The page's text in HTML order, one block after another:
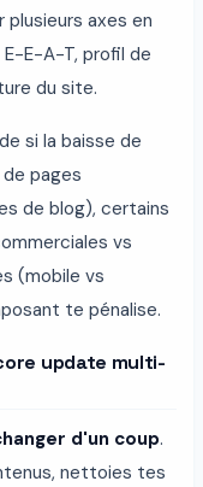
axes en
E-A-T, profil de
du site.
si la baisse de
pages
de blog), certains
vs
(mobile vs
te pénalise.
update multi-
d'un coup.
nettoies tes